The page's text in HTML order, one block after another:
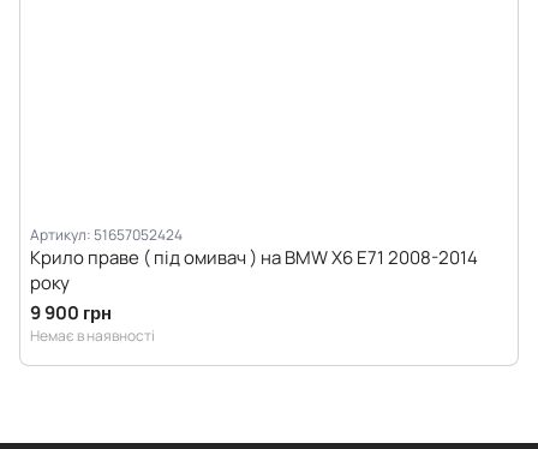
Артикул: 51657052424
Крило праве ( під омивач ) на BMW X6 E71 2008-2014
року
9 900 грн
Немає в наявності